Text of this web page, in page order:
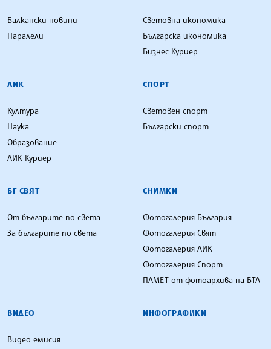
Балкански новини
Паралели
Световна икономика
Българска икономика
Бизнес Куриер
ЛИК
Култура
Наука
Образование
ЛИК Куриер
СПОРТ
Световен спорт
Български спорт
БГ СВЯТ
От българите по света
За българите по света
СНИМКИ
Фотогалерия България
Фотогалерия Свят
Фотогалерия ЛИК
Фотогалерия Спорт
ПАМЕТ от фотоархива на БТА
ВИДЕО
Видео емисия
ИНФОГРАФИКИ